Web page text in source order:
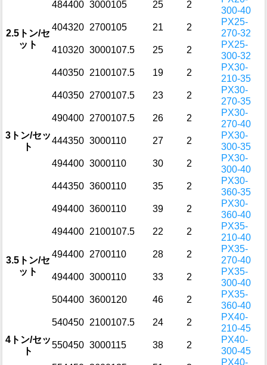
484400 3000105 25 2
300-40
2.5トン/セ
ット
404320 2700105 21 2
PX25-
270-32
410320 3000107.5 25 2
PX25-
300-32
3トン/セッ
ト
440350 2100107.5 19 2
PX30-
210-35
440350 2700107.5 23 2
PX30-
270-35
490400 2700107.5 26 2
PX30-
270-40
444350 3000110 27 2
PX30-
300-35
494400 3000110 30 2
PX30-
300-40
444350 3600110 35 2
PX30-
360-35
494400 3600110 39 2
PX30-
360-40
3.5トン/セ
ット
494400 2100107.5 22 2
PX35-
210-40
494400 2700110 28 2
PX35-
270-40
494400 3000110 33 2
PX35-
300-40
504400 3600120 46 2
PX35-
360-40
4トン/セッ
ト
540450 2100107.5 24 2
PX40-
210-45
550450 3000115 38 2
PX40-
300-45
PX40-